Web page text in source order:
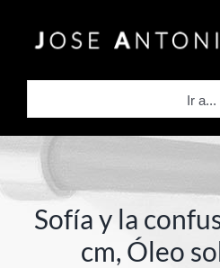
Ir a...
Sofía y la
cm, Óleo